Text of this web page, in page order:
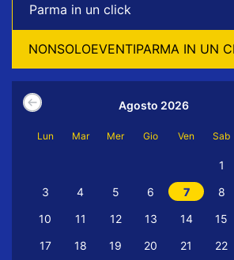
Parma in un click
NONSOLOEVENTIPARMA IN UN
Agosto 2026
Lun Mar Mer Gio Ven Sab
1
3
4 5 6 7 8
10
11 12 13 14 15
17
18 19 20 21 22